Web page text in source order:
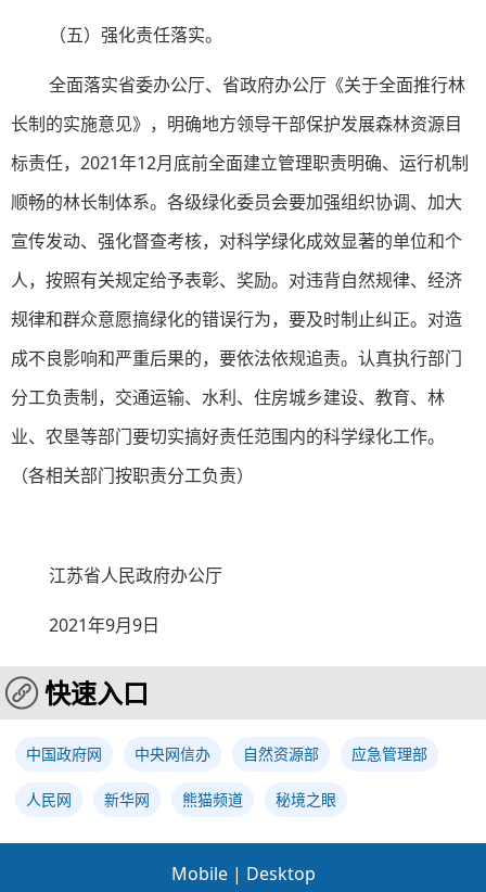
（五）强化责任落实。
全面落实省委办公厅、省政府办公厅《关于全面推行林
长制的实施意见》，明确地方领导干部保护发展森林资源目
标责任，2021年12月底前全面建立管理职责明确、运行机制
顺畅的林长制体系。各级绿化委员会要加强组织协调、加大
宣传发动、强化督查考核，对科学绿化成效显著的单位和个
人，按照有关规定给予表彰、奖励。对违背自然规律、经济
规律和群众意愿搞绿化的错误行为，要及时制止纠正。对造
成不良影响和严重后果的，要依法依规追责。认真执行部门
分工负责制，交通运输、水利、住房城乡建设、教育、林
业、农垦等部门要切实搞好责任范围内的科学绿化工作。
（各相关部门按职责分工负责）
江苏省人民政府办公厅
2021年9月9日
快速入口
中国政府网 中央网信办 自然资源部 应急管理部
人民网 新华网 熊猫频道 秘境之眼
Mobile | Desktop